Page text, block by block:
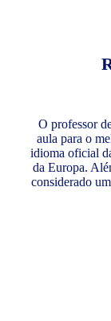
O professor
aula para o
idioma oficial
da Europa.
considerado